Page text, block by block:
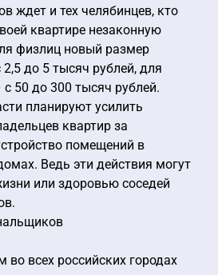
ждет и тех челябинцев, кто
квартире незаконную
физлиц новый размер
до 5 тысяч рублей, для
50 до 300 тысяч рублей.
планируют усилить
квартир за
помещений в
Ведь эти действия могут
или здоровью соседей
всех российских городах